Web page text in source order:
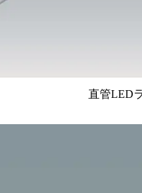
直管LED